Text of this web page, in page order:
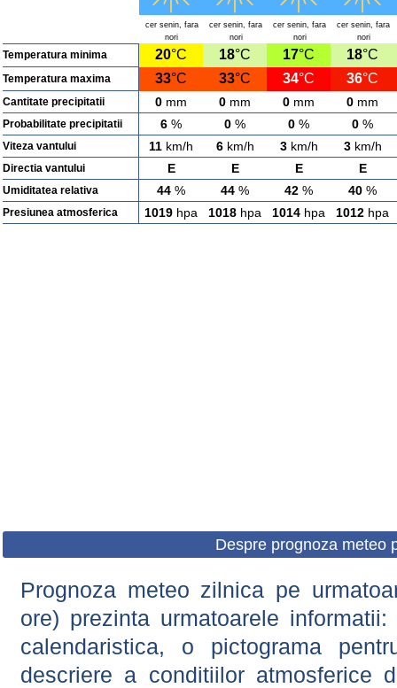
cer senin, fara
nori
cer senin, fara
nori
cer senin, fara
nori
cer senin, fara
nori
Temperatura minima 20°C 18°C 17°C 18°C
Temperatura maxima 33°C 33°C 34°C 36°C
Cantitate precipitatii 0 mm 0 mm 0 mm 0 mm
Probabilitate precipitatii 6 % 0 % 0 % 0 %
Viteza vantului 11 km/h 6km/h 3km/h 3km/h
Directia vantului E E E E
Umiditatea relativa 44 % 44 % 42 % 40 %
Presiunea atmosferica 1019 hpa 1018 hpa 1014 hpa 1012 hpa
Despre prognoza meteo
Prognoza meteo zilnica pe
ore) prezinta urmatoarele
calendaristica, o pictograma
descriere a conditiilor atmosferice